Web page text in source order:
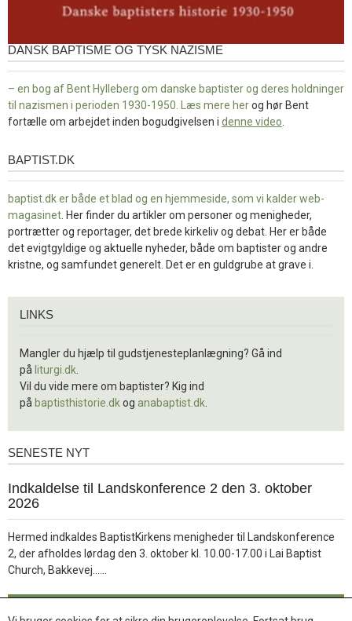
DANSK BAPTISME OG TYSK NAZISME
– en bog af Bent Hylleberg om danske baptister og deres holdninger
til nazismen i perioden 1930-1950. Læs mere herog hør Bent
fortælle om arbejdet inden bogudgivelsen i denne video
baptist.dk
BAPTIST.DK
baptist.dk er både et blad og en hjemmeside, som vi kalder web-
magasinet . Her finder du artikler om personer og menigheder,
portrætter og reportager, det brede kirkeliv og debat. Her er både
det evigtgyldige og aktuelle nyheder, både om baptister og andre
kristne, og samfundet generelt. Det er en guldgrube at grave i.
LINKS
Mangler du hjælp til gudstjenesteplanlægning? Gå ind
på liturgi.dk
Vil du vide mere om baptister? Kig ind
på baptisthistorie.dkog anabaptist.dk
Seneste
SENESTE NYT
1.
jul.
Indkaldelse til Landskonference 2 den 3. oktober
2026
Hermed indkaldes BaptistKirkens menigheder til Landskonference
2, der afholdes lørdag den 3. oktober kl. 10.00-17.00 i Lai Baptist
Church, Bakkevej……
Læs mere